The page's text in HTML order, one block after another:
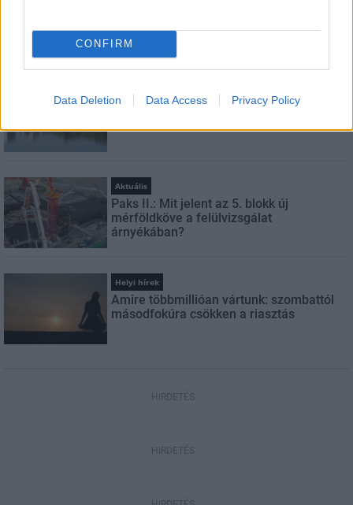
CONFIRM
Data Deletion Data Access Privacy Policy
LEGFRISSEBB
Megérkezett az eső a Duna vízgyűjtőjére
Aktuális
Paks II.: Mit jelent az 5. blokk új
mérföldköve a felülvizsgálat
árnyékában?
Helyi hírek
Amire többmillióan vártunk: szombattól
másodfokúra csökken a riasztás
HIRDETÉS
HIRDETÉS